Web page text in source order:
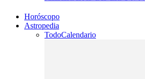
Horóscopo
Astropedia
TodoCalendario